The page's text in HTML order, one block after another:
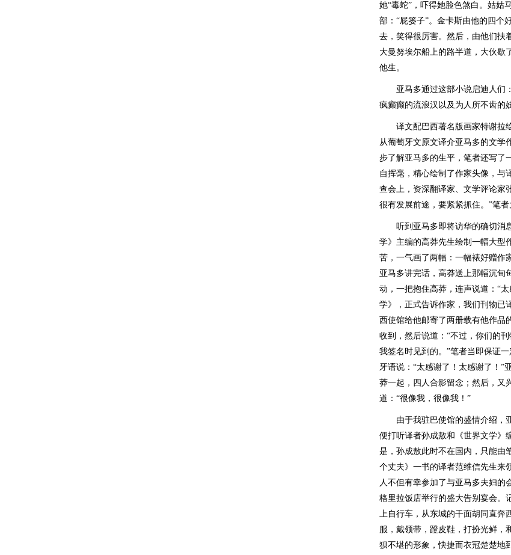
她“毒蛇”，吓得她脸色煞白。姑姑
部：“屁篓子”。金卡斯由他的四个
去，笑得很厉害。然后，由他们扶
大曼努埃尔船上的路半道，大伙歇
他生。
亚马多通过这部小说启迪人们：
疯癫癫的流浪汉以及为人所不齿的
译文配巴西著名版画家特谢拉绘
从葡萄牙文原文译介亚马多的文学
步了解亚马多的生平，笔者还写了
自挥毫，精心绘制了作家头像，与
查会上，资深翻译家、文学评论家
很有发展前途，要紧紧抓住。”笔者
听到亚马多即将访华的确切消息
学》主编的高莽先生绘制一幅大型
苦，一气画了两幅：一幅裱好赠作
亚马多讲完话，高莽送上那幅沉甸
动，一把抱住高莽，连声说道：“
学》，正式告诉作家，我们刊物已
西使馆给他邮寄了两册载有他作品
收到，然后说道：“不过，你们的
我签名时见到的。”笔者当即保证
牙语说：“太感谢了！太感谢了！”
莽一起，四人合影留念；然后，又
道：“很像我，很像我！”
由于我驻巴使馆的盛情介绍，亚
便打听译者孙成敖和《世界文学》
是，孙成敖此时不在国内，只能由
个丈夫》一书的译者范维信先生来
人不但有幸参加了与亚马多夫妇的
格里拉饭店举行的盛大告别宴会。
上自行车，从东城的干面胡同直奔
服，戴领带，蹬皮鞋，打扮光鲜，
狈不堪的形象，快捷而衣冠楚楚地